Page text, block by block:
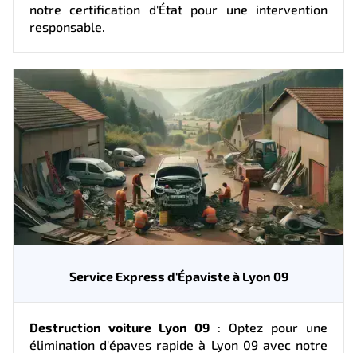
notre certification d'État pour une intervention
responsable.
Service Express d'Épaviste à Lyon 09
Destruction voiture Lyon 09 : Optez pour une
élimination d'épaves rapide à Lyon 09 avec notre